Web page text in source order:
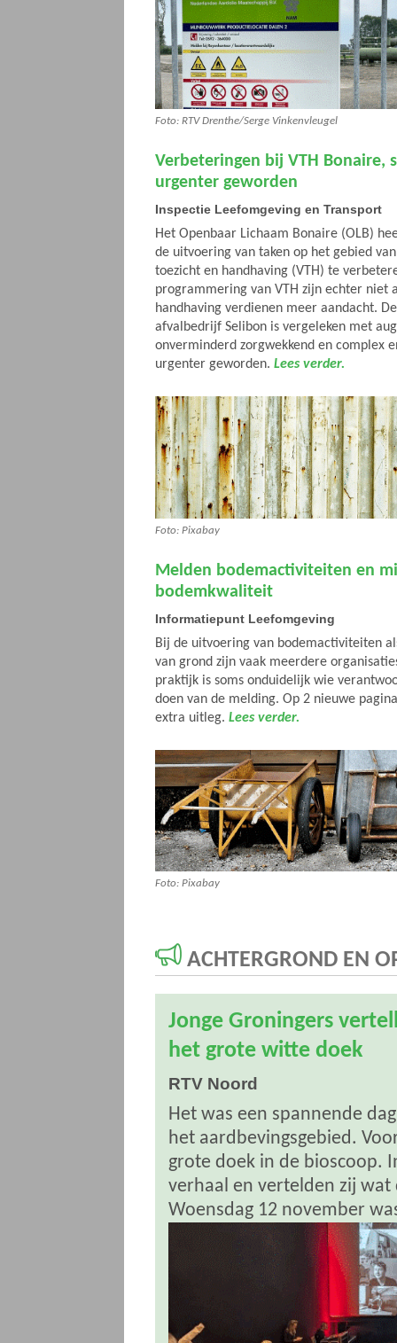
Foto: RTV Drenthe/Serge Vinkenvleugel
Verbeteringen bij VTH Bonaire,
urgenter geworden
Inspectie Leefomgeving en Transport
Het Openbaar Lichaam Bonaire (OLB)
de uitvoering van taken op het gebied
toezicht en handhaving (VTH) te
programmering van VTH zijn echter niet
handhaving verdienen meer aandacht.
afvalbedrijf Selibon is vergeleken met
onverminderd zorgwekkend en complex
urgenter geworden. Lees verder.
Foto: Pixabay
Melden bodemactiviteiten en
bodemkwaliteit
Informatiepunt Leefomgeving
Bij de uitvoering van bodemactiviteiten
van grond zijn vaak meerdere
praktijk is soms onduidelijk wie
doen van de melding. Op 2 nieuwe
extra uitleg. Lees verder.
Foto: Pixabay
ACHTERGROND EN
Jonge Groningers
het grote witte doek
RTV Noord
Het was een spannende
het aardbevingsgebied.
grote doek in de bioscoop.
verhaal en vertelden zij
Woensdag 12 november